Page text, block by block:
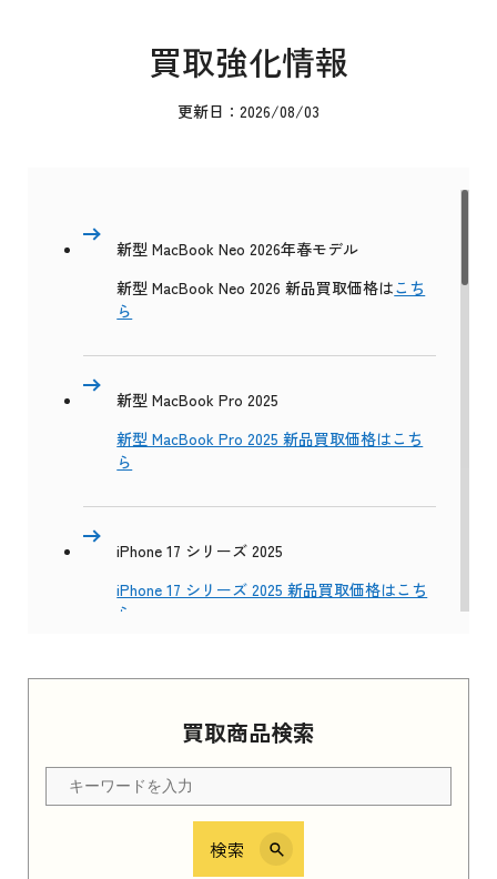
買取商品検索
検索
買取強化情報
更新日：2026/08/03
新型 MacBook Neo 2026年春モデル
新型 MacBook Neo 2026 新品買取価格はこち
ら
新型 MacBook Pro 2025
新型 MacBook Pro 2025 新品買取価格はこち
ら
iPhone 17 シリーズ 2025
iPhone 17 シリーズ 2025 新品買取価格はこち
ら
Apple Watch Series 11 2025 新品買取価格はこ
ちら
iPhone 16e シリーズ 2025